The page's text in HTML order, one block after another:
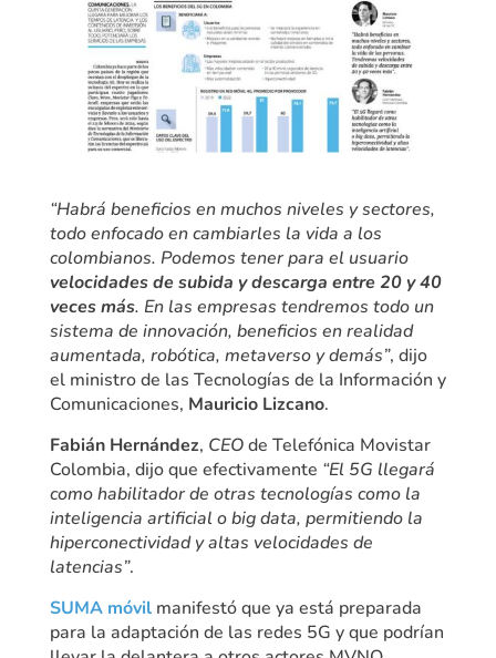
“Habrá beneficios en muchos niveles y sectores,
todo enfocado en cambiarles la vida a los
colombianos. Podemos tener para el usuario
velocidades de subida y descarga entre 20 y 40
veces más. En las empresas tendremos todo un
sistema de innovación, beneficios en realidad
aumentada, robótica, metaverso y demás”, dijo
el ministro de las Tecnologías de la Información y
Comunicaciones, Mauricio Lizcano.
Fabián Hernández, CEOde Telefónica Movistar
Colombia, dijo que efectivamente “El 5G llegará
como habilitador de otras tecnologías como la
inteligencia artificial o big data, permitiendo la
hiperconectividad y altas velocidades de
latencias”.
SUMA móvilmanifestó que ya está preparada
para la adaptación de las redes 5G y que podrían